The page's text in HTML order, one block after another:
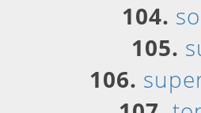
104.
105.
106.